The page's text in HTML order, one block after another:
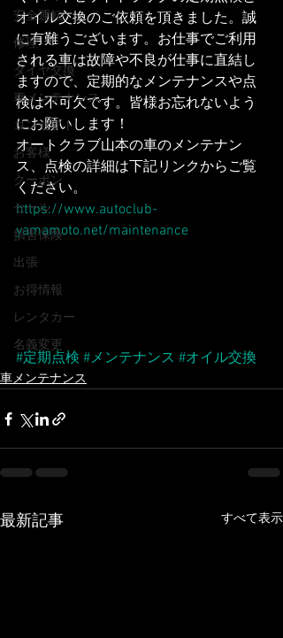
安全運転
修理
タイヤ交換
車メンテナンス
コンセプト
お客様
クーポン
セール
損害保険
出張
お得情報
レンタカー
名義変更
オイル交換のご依頼を頂きました。誠
に有難うございます。お仕事でご利用
される車は故障や不良が仕事に直結し
ますので、定期的なメンテナンスや点
検は不可欠です。皆様お忘れないよう
にお願いします！
オートクラブ山本の車のメンテナン
ス、点検の詳細は下記リンクからご覧
ください。
https://www.autoclub-
yamamoto.net/maintenance
#定期点検 #メンテナンス #オイル交換
車メンテナンス
最新記事 すべて表示